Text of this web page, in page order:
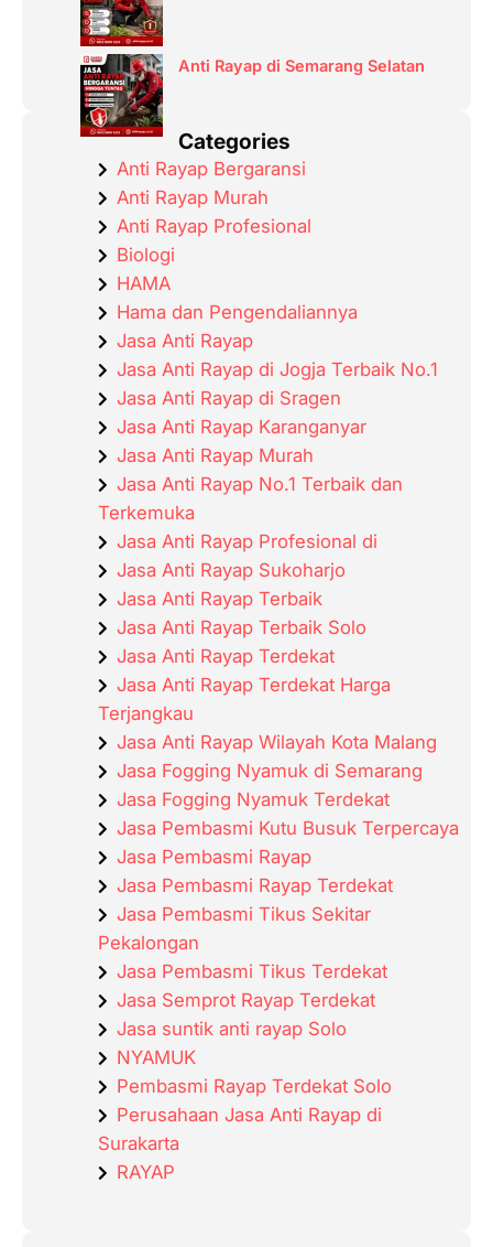
Anti Rayap di Semarang Selatan
Categories
Anti Rayap Bergaransi
Anti Rayap Murah
Anti Rayap Profesional
Biologi
HAMA
Hama dan Pengendaliannya
Jasa Anti Rayap
Jasa Anti Rayap di Jogja Terbaik No.1
Jasa Anti Rayap di Sragen
Jasa Anti Rayap Karanganyar
Jasa Anti Rayap Murah
Jasa Anti Rayap No.1 Terbaik dan
Terkemuka
Jasa Anti Rayap Profesional di
Jasa Anti Rayap Sukoharjo
Jasa Anti Rayap Terbaik
Jasa Anti Rayap Terbaik Solo
Jasa Anti Rayap Terdekat
Jasa Anti Rayap Terdekat Harga
Terjangkau
Jasa Anti Rayap Wilayah Kota Malang
Jasa Fogging Nyamuk di Semarang
Jasa Fogging Nyamuk Terdekat
Jasa Pembasmi Kutu Busuk Terpercaya
Jasa Pembasmi Rayap
Jasa Pembasmi Rayap Terdekat
Jasa Pembasmi Tikus Sekitar
Pekalongan
Jasa Pembasmi Tikus Terdekat
Jasa Semprot Rayap Terdekat
Jasa suntik anti rayap Solo
NYAMUK
Pembasmi Rayap Terdekat Solo
Perusahaan Jasa Anti Rayap di
Surakarta
RAYAP